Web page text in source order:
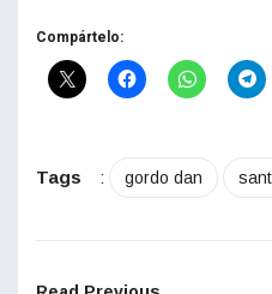
Compártelo:
Tags : gordo dan